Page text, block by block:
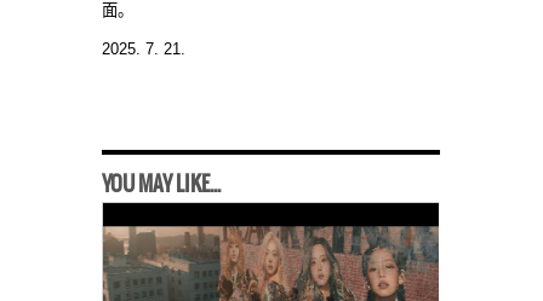
面。
2025. 7. 21.
YOU MAY LIKE...